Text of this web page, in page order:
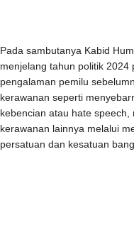
Pada sambutanya Kabid
menjelang tahun politik
pengalaman pemilu
kerawanan seperti
kebencian atau hate
kerawanan lainnya melalui
persatuan dan kesatuan